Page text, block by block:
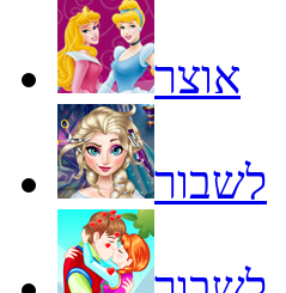
אוצר
לשבור